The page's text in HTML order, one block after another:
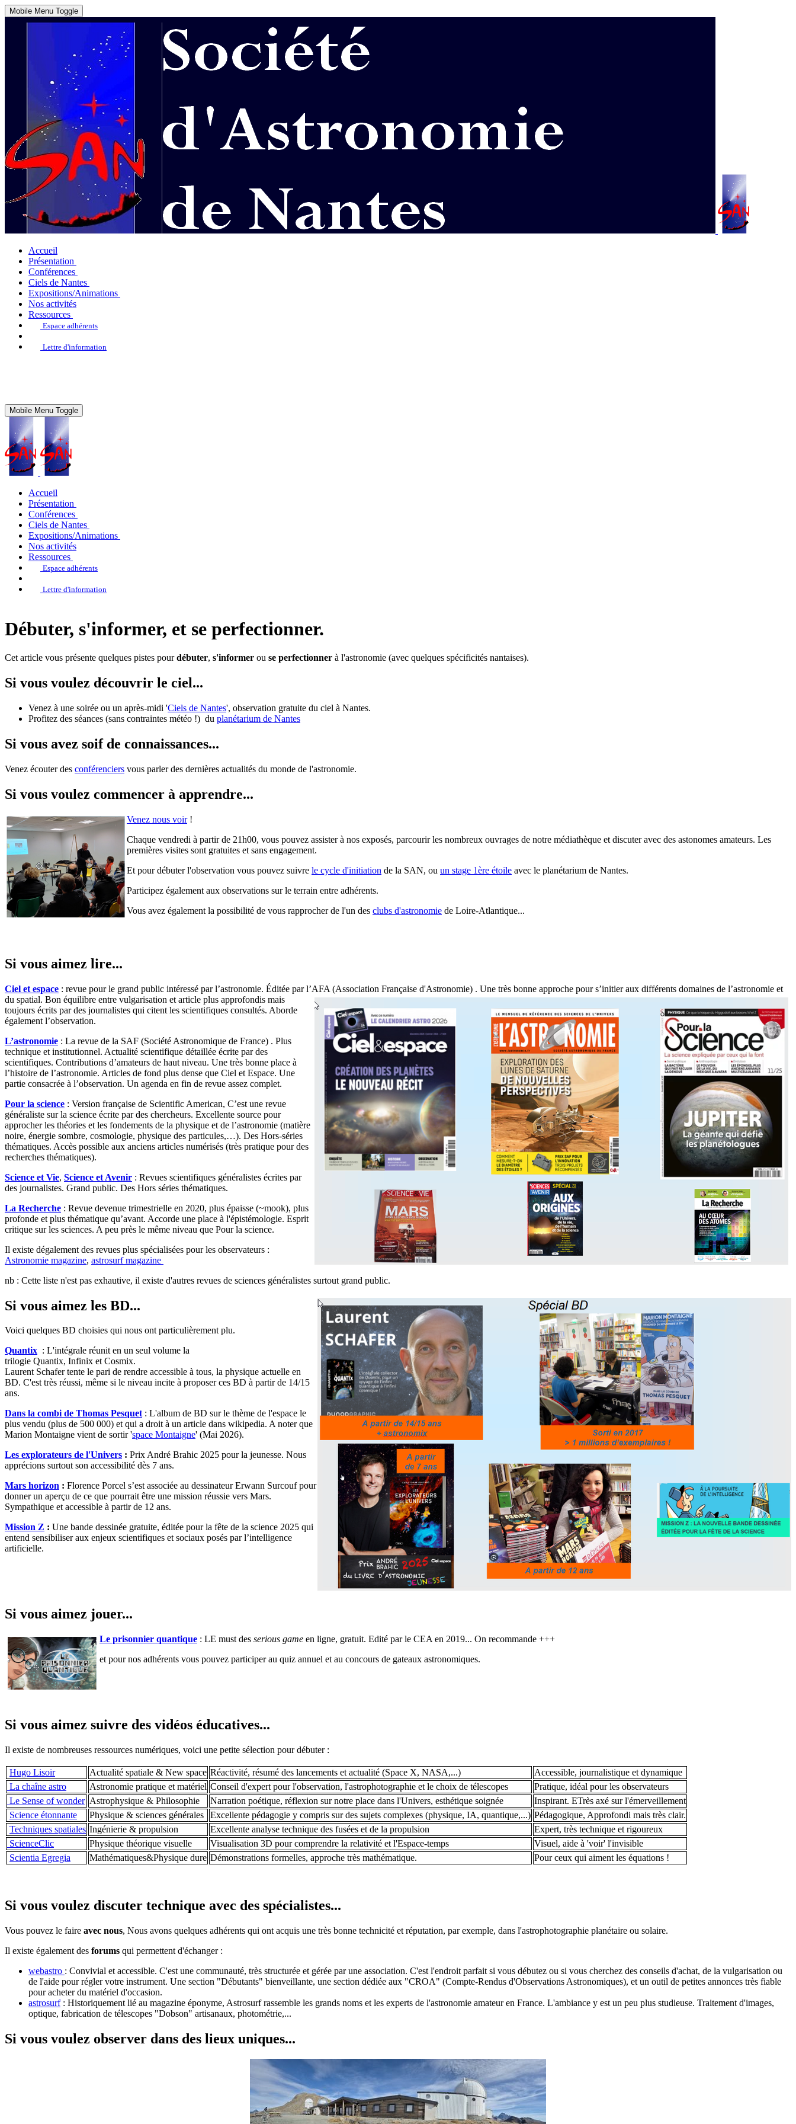
Mobile Menu Toggle
Accueil
Présentation
Conférences
Ciels de Nantes
Expositions/Animations
Nos activités
Ressources
Espace adhérents
Lettre d'information
Mobile Menu Toggle
Accueil
Présentation
Conférences
Ciels de Nantes
Expositions/Animations
Nos activités
Ressources
Espace adhérents
Lettre d'information
Débuter, s'informer, et se perfectionner.
Cet article vous présente quelques pistes pourdébuter, s'informer ou se perfectionner à l'astronomie (avec quelques spécificités nantaises).
Si vous voulez découvrir le ciel...
Venez à une soirée ou un après-midi 'Ciels de Nantes', observation gratuite du ciel à Nantes.
Profitez des séances (sans contraintes météo !) du planétarium de Nantes
Si vous avez soif de connaissances...
Venez écouter des conférenciers vous parler des dernières actualités du monde de l'astronomie.
Si vous voulez commencer à apprendre...
Venez nous voir!
Chaque vendredi à partir de 21h00, vous pouvez assister à nos exposés, parcourir les nombreux ouvrages de notre médiathèque et discuter avec des astonomes amateurs. Les
premières visites sont gratuites et sans engagement.
Et pour débuter l'observation vous pouvez suivre le cycle d'initiation de la SAN, ou un stage 1ère étoile avec le planétarium de Nantes.
Participez également aux observations sur le terrain entre adhérents.
Vous avez également la possibilité de vous rapprocher de l'un des clubs d'astronomie de Loire-Atlantique...
Si vous aimez lire...
Ciel et espace : revue pour le grand public intéressé par l’astronomie. Éditée par l’AFA (Association Française d'Astronomie) . Une très bonne approche pour s’initier aux différents domaines de l’astronomie et
du spatial. Bon équilibre entre vulgarisation et article plus approfondis mais
toujours écrits par des journalistes qui citent les scientifiques consultés. Aborde
également l’observation.
L’astronomie : La revue de la SAF (Société Astronomique de France) . Plus
technique et institutionnel. Actualité scientifique détaillée écrite par des
scientifiques. Contributions d’amateurs de haut niveau. Une très bonne place à
l’histoire de l’astronomie. Articles de fond plus dense que Ciel et Espace. Une
partie consacrée à l’observation. Un agenda en fin de revue assez complet.
Pour la science : Version française de Scientific American, C’est une revue
généraliste sur la science écrite par des chercheurs. Excellente source pour
approcher les théories et les fondements de la physique et de l’astronomie (matière
noire, énergie sombre, cosmologie, physique des particules,…). Des Hors-séries
thématiques. Accès possible aux anciens articles numérisés (très pratique pour des
recherches thématiques).
Science et Vie, Science et Avenir : Revues scientifiques généralistes écrites par
des journalistes. Grand public. Des Hors séries thématiques.
La Recherche : Revue devenue trimestrielle en 2020, plus épaisse (~mook), plus
profonde et plus thématique qu’avant. Accorde une place à l'épistémologie. Esprit
critique sur les sciences. A peu près le même niveau que Pour la science.
Il existe dégalement des revues plus spécialisées pour les observateurs :
Astronomie magazine, astrosurf magazine
nb : Cette liste n'est pas exhautive, il existe d'autres revues de sciences généralistes surtout grand public.
Si vous aimez les BD...
Voici quelques BD choisies qui nous ont particulièrement plu.
Quantix : L'intégrale réunit en un seul volume la
trilogie Quantix, Infinix et Cosmix.
Laurent Schafer tente le pari de rendre accessible à tous, la physique actuelle en
BD. C'est très réussi, même si le niveau incite à proposer ces BD à partir de 14/15
ans.
Dans la combi de Thomas Pesquet: L'album de BD sur le thème de l'espace le
plus vendu (plus de 500 000) et qui a droit à un article dans wikipedia. A noter que
Marion Montaigne vient de sortir 'space Montaigne' (Mai 2026).
Les explorateurs de l'Univers : Prix André Brahic 2025 pour la jeunesse. Nous
apprécions surtout son accessibilité dès 7 ans.
Mars horizon : Florence Porcel s’est associée au dessinateur Erwann Surcouf pour
donner un aperçu de ce que pourrait être une mission réussie vers Mars.
Sympathique et accessible à partir de 12 ans.
Mission Z : Une bande dessinée gratuite, éditée pour la fête de la science 2025 qui
entend sensibiliser aux enjeux scientifiques et sociaux posés par l’intelligence
artificielle.
Si vous aimez jouer...
Le prisonnier quantique : LE must des serious game en ligne, gratuit. Edité par le CEA en 2019... On recommande +++
et pour nos adhérents vous pouvez participer au quiz annuel et au concours de gateaux astronomiques.
Si vous aimez suivre des vidéos éducatives...
Il existe de nombreuses ressources numériques, voici une petite sélection pour débuter :
Hugo Lisoir Actualité spatiale & New space Réactivité, résumé des lancements et actualité (Space X, NASA,...)
Accessible, journalistique et dynamique
La chaîne astro
Astronomie pratique et matériel Conseil d'expert pour l'observation, l'astrophotographie et le choix de télescopes
Pratique, idéal pour les observateurs
Le Sense of wonder Astrophysique & Philosophie Narration poétique, réflexion sur notre place dans l'Univers, esthétique soignée
Inspirant. ETrès axé sur l'émerveillement
Science étonnante
Physique & sciences générales Excellente pédagogie y compris sur des sujets complexes (physique, IA, quantique,...) Pédagogique, Approfondi mais très clair.
Techniques spatiales Ingénierie & propulsion Excellente analyse technique des fusées et de la propulsion
Expert, très technique et rigoureux
ScienceClic
Physique théorique visuelle Visualisation 3D pour comprendre la relativité et l'Espace-temps
Visuel, aide à 'voir' l'invisible
Scientia Egregia
Mathématiques&Physique dure Démonstrations formelles, approche très mathématique. Pour ceux qui aiment les équations !
Si vous voulez discuter technique avec des spécialistes...
Vous pouvez le faire avec nous, Nous avons quelques adhérents qui ont acquis une très bonne technicité et réputation, par exemple, dans l'astrophotographie planétaire ou solaire.
Il existe également des forums qui permettent d'échanger :
webastro : Convivial et accessible. C'est une communauté, très structurée et gérée par une association. C'est l'endroit parfait si vous débutez ou si vous cherchez des conseils d'achat, de la vulgarisation ou
de l'aide pour régler votre instrument. Une section "Débutants" bienveillante, une section dédiée aux "CROA" (Compte-Rendus d'Observations Astronomiques), et un outil de petites annonces très fiable
pour acheter du matériel d'occasion.
astrosurf: Historiquement lié au magazine éponyme, Astrosurf rassemble les grands noms et les experts de l'astronomie amateur en France. L'ambiance y est un peu plus studieuse. Traitement d'images,
optique, fabrication de télescopes "Dobson" artisanaux, photométrie,...
Si vous voulez observer dans des lieux uniques...